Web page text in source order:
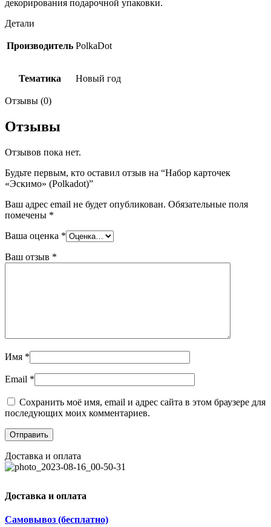
декорирования подарочной упаковки.
Детали
Производитель PolkaDot
Тематика Новый год
Отзывы (0)
Отзывы
Отзывов пока нет.
Будьте первым, кто оставил отзыв на “Набор карточек
«Эскимо» (Polkadot)”
Ваш адрес email не будет опубликован. Обязательные поля
помечены *
Ваша оценка *
Ваш отзыв *
Имя *
Email *
Сохранить моё имя, email и адрес сайта в этом браузере для
последующих моих комментариев.
Доставка и оплата
Доставка и оплата
Самовывоз (бесплатно)